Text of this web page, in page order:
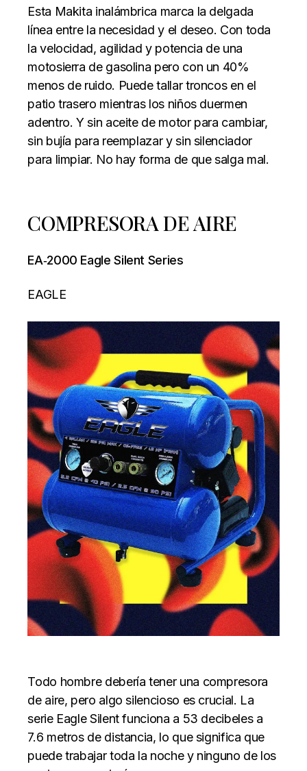
Esta Makita inalámbrica marca la delgada
línea entre la necesidad y el deseo. Con toda
la velocidad, agilidad y potencia de una
motosierra de gasolina pero con un 40%
menos de ruido. Puede tallar troncos en el
patio trasero mientras los niños duermen
adentro. Y sin aceite de motor para cambiar,
sin bujía para reemplazar y sin silenciador
para limpiar. No hay forma de que salga mal.
COMPRESORA DE AIRE
EA‐2000 Eagle Silent Series
EAGLE
Todo hombre debería tener una compresora
de aire, pero algo silencioso es crucial. La
serie Eagle Silent funciona a 53 decibeles a
7.6 metros de distancia, lo que significa que
puede trabajar toda la noche y ninguno de los